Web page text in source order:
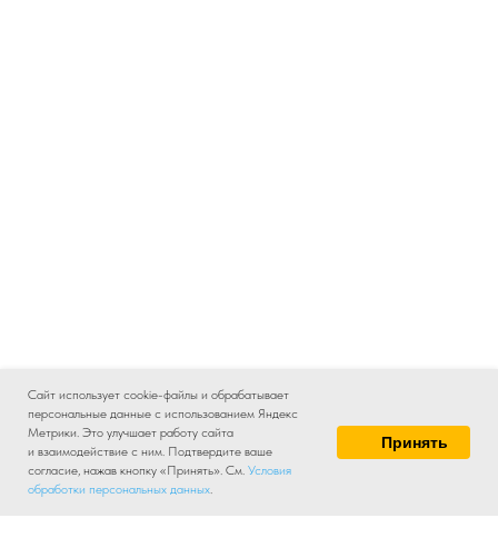
Сайт использует cookie-файлы и обрабатывает
персональные данные с использованием Яндекс
Метрики. Это улучшает работу сайта
и взаимодействие с ним. Подтвердите ваше
согласие, нажав кнопку «Принять». См. Условия
обработки персональных данных.
Принять